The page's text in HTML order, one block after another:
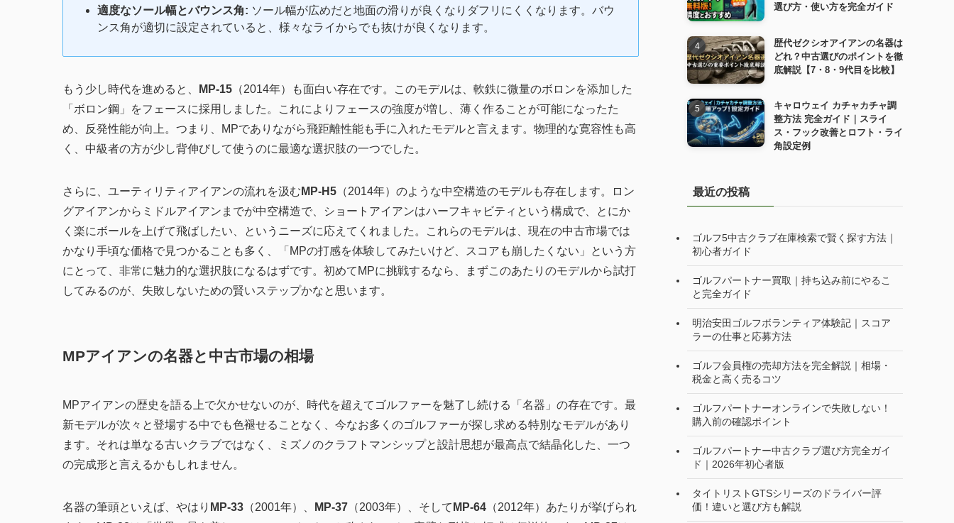
適度なソール幅とバウンス角: ソール幅が広めだと地面の滑りが良くなりダフリにくくなります。バウ
ンス角が適切に設定されていると、様々なライからでも抜けが良くなります。
もう少し時代を進めると、 MP-15 （2014年）も面白い存在です。このモデルは、軟鉄に微量のボロンを添加した
「ボロン鋼」をフェースに採用しました。これによりフェースの強度が増し、薄く作ることが可能になったた
め、反発性能が向上。つまり、MPでありながら飛距離性能も手に入れたモデルと言えます。物理的な寛容性も高
く、中級者の方が少し背伸びして使うのに最適な選択肢の一つでした。
さらに、ユーティリティアイアンの流れを汲む MP-H5 （2014年）のような中空構造のモデルも存在します。ロン
グアイアンからミドルアイアンまでが中空構造で、ショートアイアンはハーフキャビティという構成で、とにか
く楽にボールを上げて飛ばしたい、というニーズに応えてくれました。これらのモデルは、現在の中古市場では
かなり手頃な価格で見つかることも多く、「MPの打感を体験してみたいけど、スコアも崩したくない」という方
にとって、非常に魅力的な選択肢になるはずです。初めてMPに挑戦するなら、まずこのあたりのモデルから試打
してみるのが、失敗しないための賢いステップかなと思います。
MPアイアンの名器と中古市場の相場
MPアイアンの歴史を語る上で欠かせないのが、時代を超えてゴルファーを魅了し続ける「名器」の存在です。最
新モデルが次々と登場する中でも色褪せることなく、今なお多くのゴルファーが探し求める特別なモデルがあり
ます。それは単なる古いクラブではなく、ミズノのクラフトマンシップと設計思想が最高点で結晶化した、一つ
の完成形と言えるかもしれません。
名器の筆頭といえば、やはり MP-33 （2001年）、 MP-37 （2003年）、そして MP-64 （2012年）あたりが挙げられ
選び方・使い方を完全ガイド
歴代ゼクシオアイアンの名器は
どれ？中古選びのポイントを徹
底解説【7・8・9代目を比較】
キャロウェイ カチャカチャ調
整方法 完全ガイド｜スライ
ス・フック改善とロフト・ライ
角設定例
最近の投稿
ゴルフ5中古クラブ在庫検索で賢く探す方法｜
初心者ガイド
ゴルフパートナー買取｜持ち込み前にやるこ
と完全ガイド
明治安田ゴルフボランティア体験記｜スコア
ラーの仕事と応募方法
ゴルフ会員権の売却方法を完全解説｜相場・
税金と高く売るコツ
ゴルフパートナーオンラインで失敗しない！
購入前の確認ポイント
ゴルフパートナー中古クラブ選び方完全ガイ
ド｜2026年初心者版
タイトリストGTSシリーズのドライバー評
価！違いと選び方も解説